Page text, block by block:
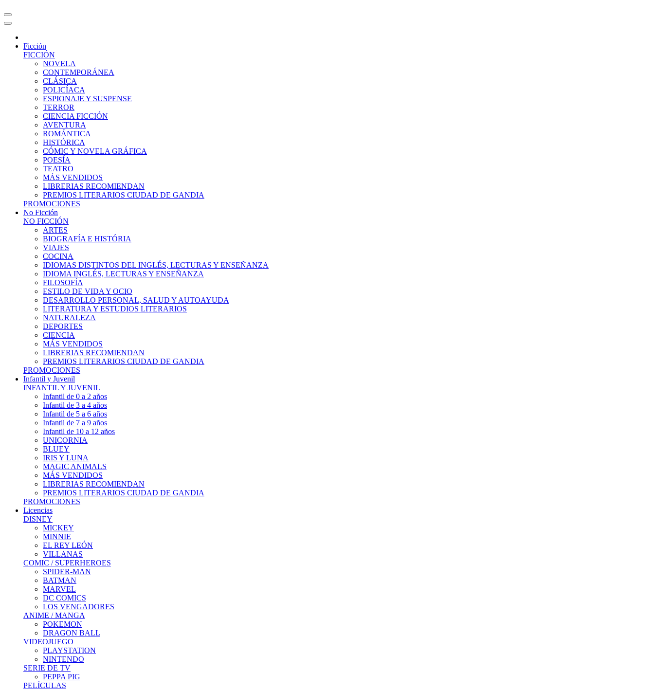
Ficción
FICCIÓN
NOVELA
CONTEMPORÁNEA
CLÁSICA
POLICÍACA
ESPIONAJE Y SUSPENSE
TERROR
CIENCIA FICCIÓN
AVENTURA
ROMÁNTICA
HISTÓRICA
CÓMIC Y NOVELA GRÁFICA
POESÍA
TEATRO
MÁS VENDIDOS
LIBRERIAS RECOMIENDAN
PREMIOS LITERARIOS CIUDAD DE GANDIA
PROMOCIONES
No Ficción
NO FICCIÓN
ARTES
BIOGRAFÍA E HISTÓRIA
VIAJES
COCINA
IDIOMAS DISTINTOS DEL INGLÉS, LECTURAS Y ENSEÑANZA
IDIOMA INGLÉS, LECTURAS Y ENSEÑANZA
FILOSOFÍA
ESTILO DE VIDA Y OCIO
DESARROLLO PERSONAL, SALUD Y AUTOAYUDA
LITERATURA Y ESTUDIOS LITERARIOS
NATURALEZA
DEPORTES
CIENCIA
MÁS VENDIDOS
LIBRERIAS RECOMIENDAN
PREMIOS LITERARIOS CIUDAD DE GANDIA
PROMOCIONES
Infantil y Juvenil
INFANTIL Y JUVENIL
Infantil de 0 a 2 años
Infantil de 3 a 4 años
Infantil de 5 a 6 años
Infantil de 7 a 9 años
Infantil de 10 a 12 años
UNICORNIA
BLUEY
IRIS Y LUNA
MAGIC ANIMALS
MÁS VENDIDOS
LIBRERIAS RECOMIENDAN
PREMIOS LITERARIOS CIUDAD DE GANDIA
PROMOCIONES
Licencias
DISNEY
MICKEY
MINNIE
EL REY LEÓN
VILLANAS
COMIC / SUPERHEROES
SPIDER-MAN
BATMAN
MARVEL
DC COMICS
LOS VENGADORES
ANIME / MANGA
POKEMON
DRAGON BALL
VIDEOJUEGO
PLAYSTATION
NINTENDO
SERIE DE TV
PEPPA PIG
PELÍCULAS